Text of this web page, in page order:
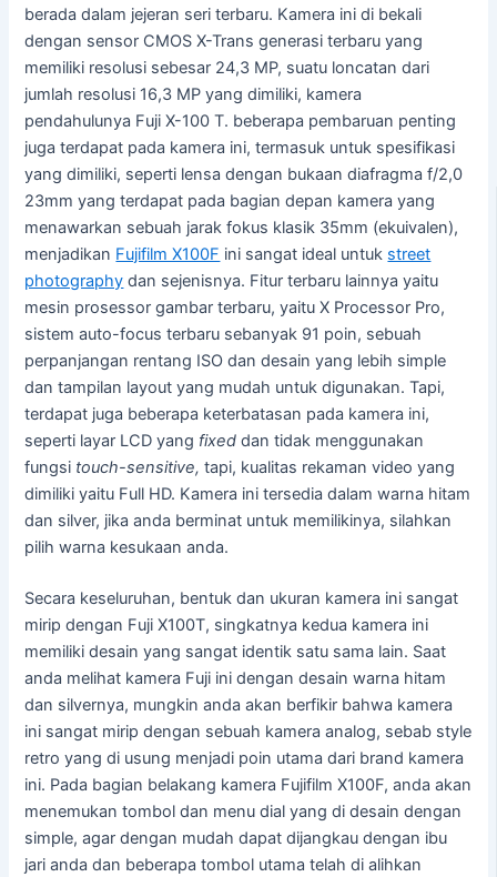
berada dalam jejeran seri terbaru. Kamera ini di bekali
dengan sensor CMOS X-Trans generasi terbaru yang
memiliki resolusi sebesar 24,3 MP, suatu loncatan dari
jumlah resolusi 16,3 MP yang dimiliki, kamera
pendahulunya Fuji X-100 T. beberapa pembaruan penting
juga terdapat pada kamera ini, termasuk untuk spesifikasi
yang dimiliki, seperti lensa dengan bukaan diafragma f/2,0
23mm yang terdapat pada bagian depan kamera yang
menawarkan sebuah jarak fokus klasik 35mm (ekuivalen),
menjadikan Fujifilm X100F ini sangat ideal untuk street
photography dan sejenisnya. Fitur terbaru lainnya yaitu
mesin prosessor gambar terbaru, yaitu X Processor Pro,
sistem auto-focus terbaru sebanyak 91 poin, sebuah
perpanjangan rentang ISO dan desain yang lebih simple
dan tampilan layout yang mudah untuk digunakan. Tapi,
terdapat juga beberapa keterbatasan pada kamera ini,
seperti layar LCD yang fixeddan tidak menggunakan
fungsi touch-sensitive, tapi, kualitas rekaman video yang
dimiliki yaitu Full HD. Kamera ini tersedia dalam warna hitam
dan silver, jika anda berminat untuk memilikinya, silahkan
pilih warna kesukaan anda.
Secara keseluruhan, bentuk dan ukuran kamera ini sangat
mirip dengan Fuji X100T, singkatnya kedua kamera ini
memiliki desain yang sangat identik satu sama lain. Saat
anda melihat kamera Fuji ini dengan desain warna hitam
dan silvernya, mungkin anda akan berfikir bahwa kamera
ini sangat mirip dengan sebuah kamera analog, sebab style
retro yang di usung menjadi poin utama dari brand kamera
ini. Pada bagian belakang kamera Fujifilm X100F, anda akan
menemukan tombol dan menu dial yang di desain dengan
simple, agar dengan mudah dapat dijangkau dengan ibu
jari anda dan beberapa tombol utama telah di alihkan